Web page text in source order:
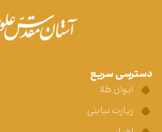
دسترسی سریع
ایوان طلا
زیارت نیابتی